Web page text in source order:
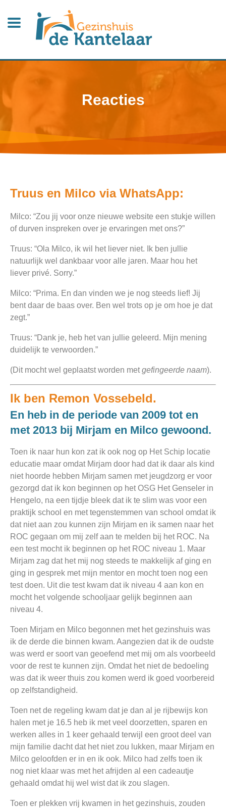
Reacties
Truus en Milco via WhatsApp:
Milco: “Zou jij voor onze nieuwe website een stukje willen
of durven inspreken over je ervaringen met ons?”
Truus: “Ola Milco, ik wil het liever niet. Ik ben jullie
natuurlijk wel dankbaar voor alle jaren. Maar hou het
liever privé. Sorry.”
Milco: “Prima. En dan vinden we je nog steeds lief! Jij
bent daar de baas over. Ben wel trots op je om hoe je dat
zegt.”
Truus: “Dank je, heb het van jullie geleerd. Mijn mening
duidelijk te verwoorden.”
(Dit mocht wel geplaatst worden metgefingeerde naam).
Ik ben Remon Vossebeld.
En heb in de periode van 2009 tot en
met 2013 bij Mirjam en Milco gewoond.
Toen ik naar hun kon zat ik ook nog op Het Schip locatie
educatie maar omdat Mirjam door had dat ik daar als kind
niet hoorde hebben Mirjam samen met jeugdzorg er voor
gezorgd dat ik kon beginnen op het OSG Het Genseler in
Hengelo, na een tijdje bleek dat ik te slim was voor een
praktijk school en met tegenstemmen van school omdat ik
dat niet aan zou kunnen zijn Mirjam en ik samen naar het
ROC gegaan om mij zelf aan te melden bij het ROC. Na
een test mocht ik beginnen op het ROC niveau 1. Maar
Mirjam zag dat het mij nog steeds te makkelijk af ging en
ging in gesprek met mijn mentor en mocht toen nog een
test doen. Uit die test kwam dat ik niveau 4 aan kon en
mocht het volgende schooljaar gelijk beginnen aan
niveau 4.
Toen Mirjam en Milco begonnen met het gezinshuis was
ik de derde die binnen kwam. Aangezien dat ik de oudste
was werd er soort van geoefend met mij om als voorbeeld
voor de rest te kunnen zijn. Omdat het niet de bedoeling
was dat ik weer thuis zou komen werd ik goed voorbereid
op zelfstandigheid.
Toen net de regeling kwam dat je dan al je rijbewijs kon
halen met je 16.5 heb ik met veel doorzetten, sparen en
werken alles in 1 keer gehaald terwijl een groot deel van
mijn familie dacht dat het niet zou lukken, maar Mirjam en
Milco geloofden er in en ik ook. Milco had zelfs toen ik
nog niet klaar was met het afrijden al een cadeautje
gehaald omdat hij wel wist dat ik zou slagen.
Toen er plekken vrij kwamen in het gezinshuis, zouden